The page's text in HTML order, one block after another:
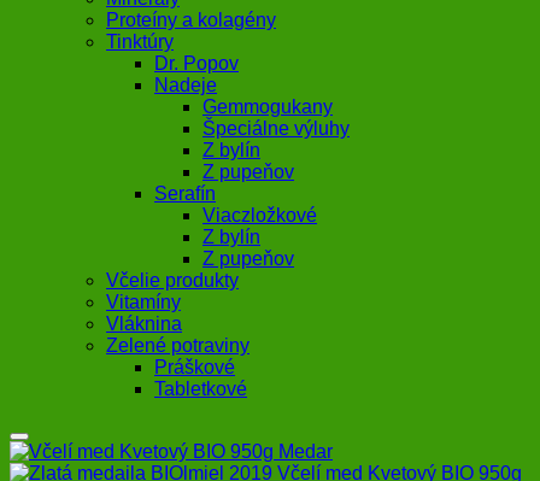
Proteíny a kolagény
Tinktúry
Dr. Popov
Nadeje
Gemmogukany
Špeciálne výluhy
Z bylín
Z pupeňov
Serafín
Viaczložkové
Z bylín
Z pupeňov
Včelie produkty
Vitamíny
Vláknina
Zelené potraviny
Práškové
Tabletkové